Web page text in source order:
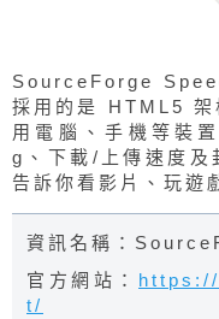
SourceForge
採用的是 HTML5 架
用電腦、手機等裝
g、下載/上傳速度及
告訴你看影片、玩遊
資訊名稱：
官方網站：
t/